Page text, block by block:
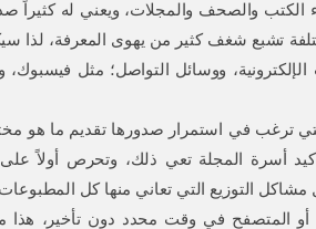
الكتب والصحف والمجلات، ويعني له كثيراً
تشبع شغف كثير من يهوى المعرفة، لذا
ووسائل التواصل؛ مثل فيسبوك،
ترغب في استمرار صدورها تقديم ما هو
أسرة المجلة تعي ذلك، وتحرص أولاً
مشاكل التوزيع التي تعاني منها كل
أو المتصفح في وقت محدد دون تأخير،